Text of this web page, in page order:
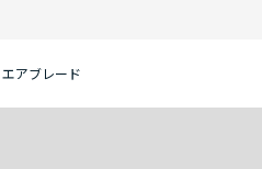
エアブレード